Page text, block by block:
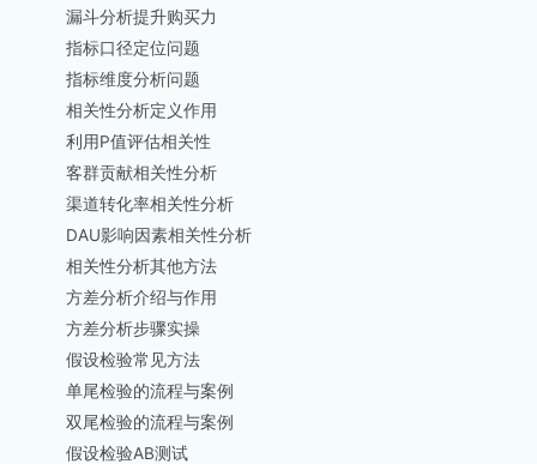
漏斗分析提升购买力
指标口径定位问题
指标维度分析问题
相关性分析定义作用
利用P值评估相关性
客群贡献相关性分析
渠道转化率相关性分析
DAU影响因素相关性分析
相关性分析其他方法
方差分析介绍与作用
方差分析步骤实操
假设检验常见方法
单尾检验的流程与案例
双尾检验的流程与案例
假设检验AB测试